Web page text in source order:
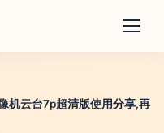
机云台7p超清版使用分享,再